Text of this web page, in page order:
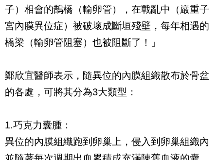
子）相會的鵲橋（輸卵管），在戰亂中（嚴重子
宮內膜異位症）被破壞成斷垣殘壁，每年相遇的
橋梁（輸卵管阻塞）也被阻斷了！」
鄭欣宜醫師表示，隨異位的內膜組織散布於骨盆
的各處，可將其分為3大類型：
1.巧克力囊腫：
異位的內膜組織跑到卵巢上，侵入到卵巢組織內